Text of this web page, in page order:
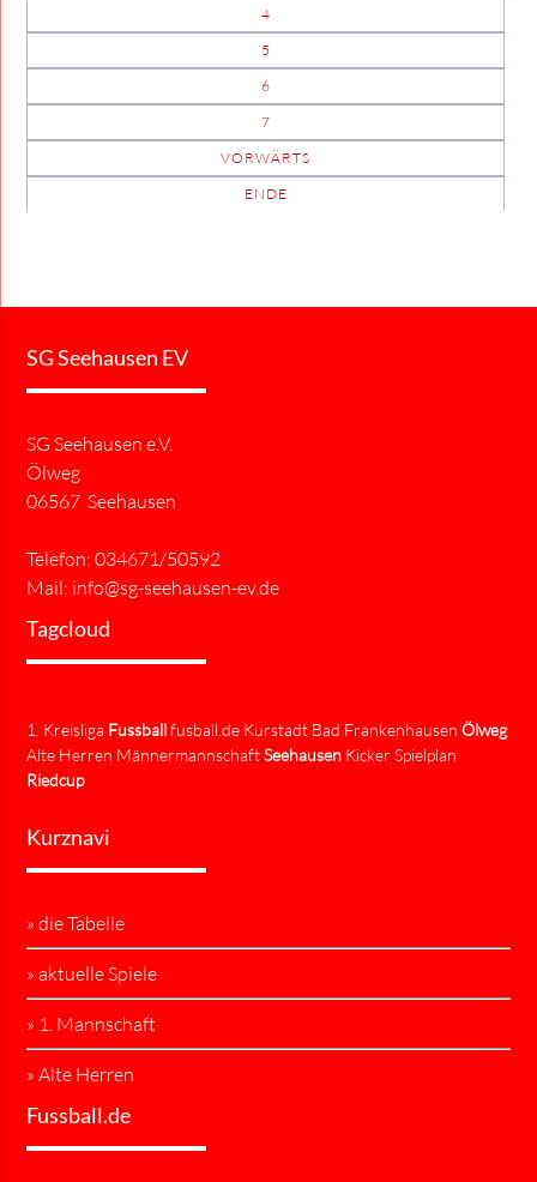
4
5
6
7
VORWÄRTS
ENDE
SG Seehausen EV
SG Seehausen e.V.
Ölweg
06567 Seehausen
Telefon: 034671/50592
Mail: info@sg-seehausen-ev.de
Tagcloud
1. Kreisliga Fussballfusball.de Kurstadt Bad FrankenhausenÖlweg
Alte Herren MännermannschaftSeehausen Kicker Spielplan
Riedcup
Kurznavi
» die Tabelle
» aktuelle Spiele
» 1. Mannschaft
» Alte Herren
Fussball.de